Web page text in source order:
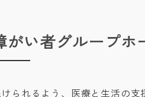
がい者グループホ
られるよう、医療と生活の